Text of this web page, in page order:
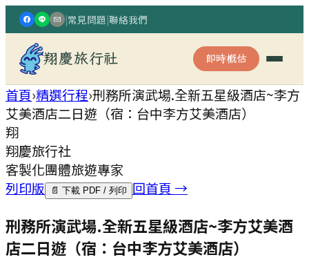
|常見問題|聯絡我們
翔慶旅行社 即時概估
首頁›精選行程›刑務所演武場.全新五星級酒店~李方
艾美酒店二日遊（宿：台中李方艾美酒店）
翔
翔慶旅行社
客製化團體旅遊專家
列印版
📄 下載 PDF / 列印 回首頁 →
刑務所演武場.全新五星級酒店~李方艾美酒
店二日遊（宿：台中李方艾美酒店）